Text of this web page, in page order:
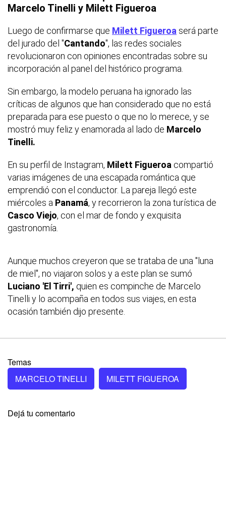
Marcelo Tinelli y Milett Figueroa
Luego de confirmarse que Milett Figueroa será parte
del jurado del "Cantando", las redes sociales
revolucionaron con opiniones encontradas sobre su
incorporación al panel del histórico programa.
Sin embargo, la modelo peruana ha ignorado las
críticas de algunos que han considerado que no está
preparada para ese puesto o que no lo merece, y se
mostró muy feliz y enamorada al lado de Marcelo
Tinelli.
En su perfil de Instagram, Milett Figueroa compartió
varias imágenes de una escapada romántica que
emprendió con el conductor. La pareja llegó este
miércoles a Panamá, y recorrieron la zona turística de
Casco Viejo, con el mar de fondo y exquisita
gastronomía.
Aunque muchos creyeron que se trataba de una "luna
de miel", no viajaron solos y a este plan se sumó
Luciano 'El Tirri', quien es compinche de Marcelo
Tinelli y lo acompaña en todos sus viajes, en esta
ocasión también dijo presente.
Temas
MARCELO TINELLI
MILETT FIGUEROA
Dejá tu comentario